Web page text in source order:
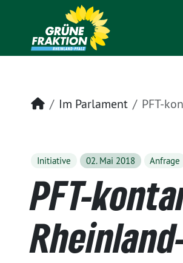
Startseite
Im Parlament PFT-
Initiative 02. Mai 2018 Anfrage
PFT-